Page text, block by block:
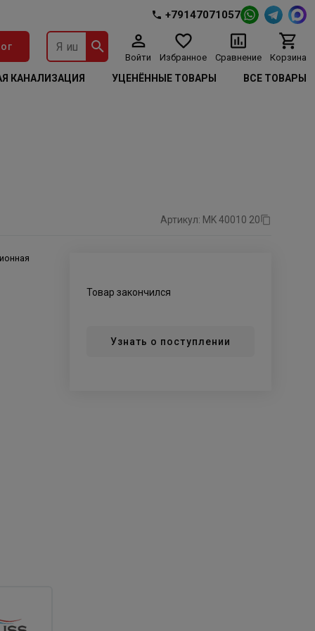
+79147071057
Войти Избранное Сравнение Корзина
КАНАЛИЗАЦИЯ УЦЕНЁННЫЕ ТОВАРЫ ВСЕ ТОВАРЫ
Артикул: MK 40010 20
Товар закончился
Узнать о поступлении